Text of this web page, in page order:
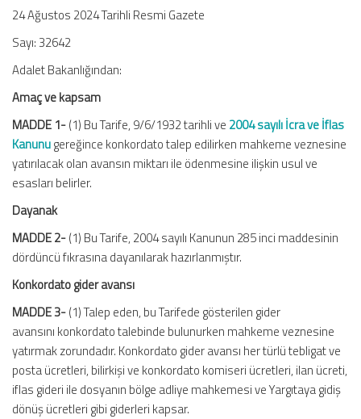
24 Ağustos 2024 Tarihli Resmi Gazete
Sayı: 32642
Adalet Bakanlığından:
Amaç ve kapsam
MADDE 1-(1) Bu Tarife, 9/6/1932 tarihli ve 2004 sayılı İcra ve İflas
Kanunugereğince konkordato talep edilirken mahkeme veznesine
yatırılacak olan avansın miktarı ile ödenmesine ilişkin usul ve
esasları belirler.
Dayanak
MADDE 2-(1) Bu Tarife, 2004 sayılı Kanunun 285 inci maddesinin
dördüncü fıkrasına dayanılarak hazırlanmıştır.
Konkordato gider avansı
MADDE 3-(1) Talep eden, bu Tarifede gösterilen gider
avansını konkordato talebinde bulunurken mahkeme veznesine
yatırmak zorundadır. Konkordato gider avansı her türlü tebligat ve
posta ücretleri, bilirkişi ve konkordato komiseri ücretleri, ilan ücreti,
iflas gideri ile dosyanın bölge adliye mahkemesi ve Yargıtaya gidiş
dönüş ücretleri gibi giderleri kapsar.